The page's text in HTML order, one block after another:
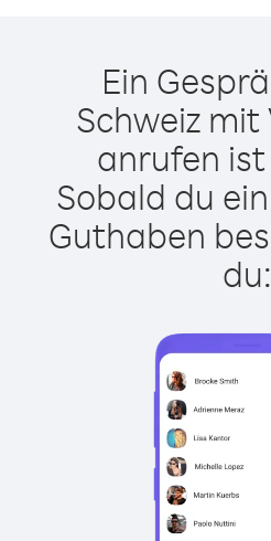
Ein
Schweiz
anrufen
Sobald du
Guthaben
du: